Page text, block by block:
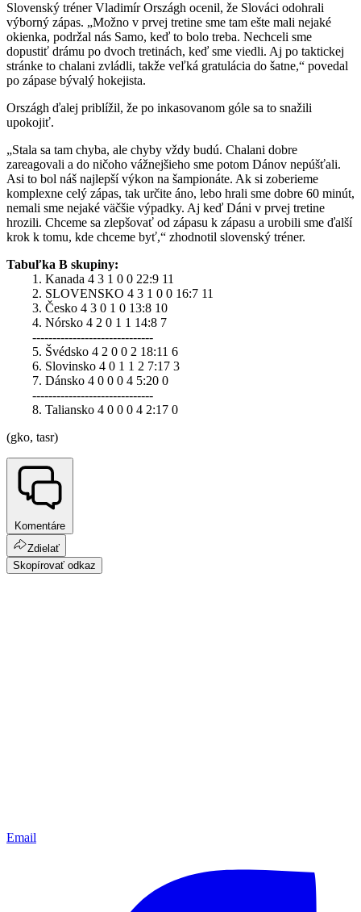
Slovenský tréner Vladimír Országh ocenil, že Slováci odohrali
výborný zápas. „Možno v prvej tretine sme tam ešte mali nejaké
okienka, podržal nás Samo, keď to bolo treba. Nechceli sme
dopustiť drámu po dvoch tretinách, keď sme viedli. Aj po taktickej
stránke to chalani zvládli, takže veľká gratulácia do šatne,“ povedal
po zápase bývalý hokejista.
Országh ďalej priblížil, že po inkasovanom góle sa to snažili
upokojiť.
„Stala sa tam chyba, ale chyby vždy budú. Chalani dobre
zareagovali a do ničoho vážnejšieho sme potom Dánov nepúšťali.
Asi to bol náš najlepší výkon na šampionáte. Ak si zoberieme
komplexne celý zápas, tak určite áno, lebo hrali sme dobre 60 minút,
nemali sme nejaké väčšie výpadky. Aj keď Dáni v prvej tretine
hrozili. Chceme sa zlepšovať od zápasu k zápasu a urobili sme ďalší
krok k tomu, kde chceme byť,“ zhodnotil slovenský tréner.
Tabuľka B skupiny:
1. Kanada 4 3 1 0 0 22:9 11
2. SLOVENSKO 4 3 1 0 0 16:7 11
3. Česko 4 3 0 1 0 13:8 10
4. Nórsko 4 2 0 1 1 14:8 7
------------------------------
5. Švédsko 4 2 0 0 2 18:11 6
6. Slovinsko 4 0 1 1 2 7:17 3
7. Dánsko 4 0 0 0 4 5:20 0
------------------------------
8. Taliansko 4 0 0 0 4 2:17 0
(gko, tasr)
Komentáre
Zdielať
Skopírovať odkaz
Email